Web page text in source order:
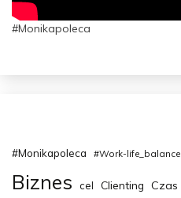
#Monikapoleca
#Monikapoleca #Work-life_balance
Biznes cel Clienting Czas